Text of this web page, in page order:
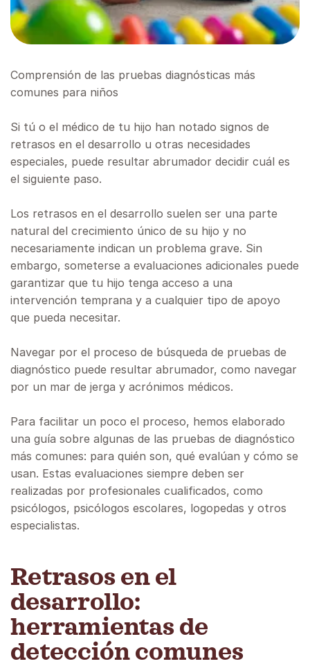
Comprensión de las pruebas diagnósticas más
comunes para niños
Si tú o el médico de tu hijo han notado signos de
retrasos en el desarrollo u otras necesidades
especiales, puede resultar abrumador decidir cuál es
el siguiente paso.
Los retrasos en el desarrollo suelen ser una parte
natural del crecimiento único de su hijo y no
necesariamente indican un problema grave. Sin
embargo, someterse a evaluaciones adicionales puede
garantizar que tu hijo tenga acceso a una
intervención temprana y a cualquier tipo de apoyo
que pueda necesitar.
Navegar por el proceso de búsqueda de pruebas de
diagnóstico puede resultar abrumador, como navegar
por un mar de jerga y acrónimos médicos.
Para facilitar un poco el proceso, hemos elaborado
una guía sobre algunas de las pruebas de diagnóstico
más comunes: para quién son, qué evalúan y cómo se
usan. Estas evaluaciones siempre deben ser
realizadas por profesionales cualificados, como
psicólogos, psicólogos escolares, logopedas y otros
especialistas.
Retrasos en el
desarrollo:
herramientas de
detección comunes